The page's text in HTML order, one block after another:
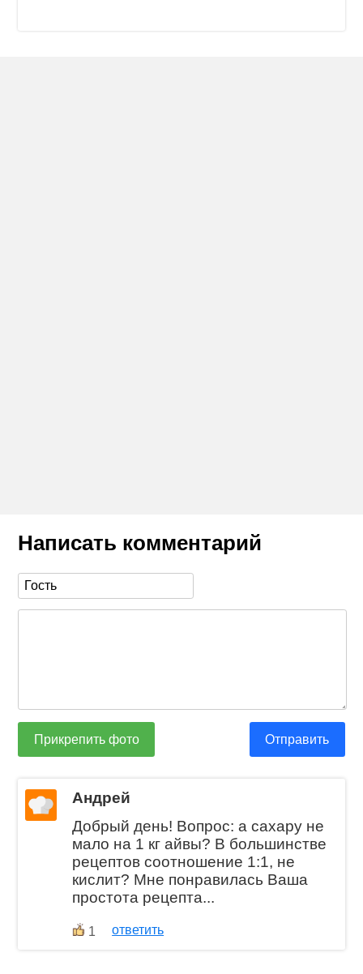
Написать комментарий
Прикрепить фото Отправить
Андрей
Добрый день! Вопрос: а сахару не
мало на 1 кг айвы? В большинстве
рецептов соотношение 1:1, не
кислит? Мне понравилась Ваша
простота рецепта...
1 ответить